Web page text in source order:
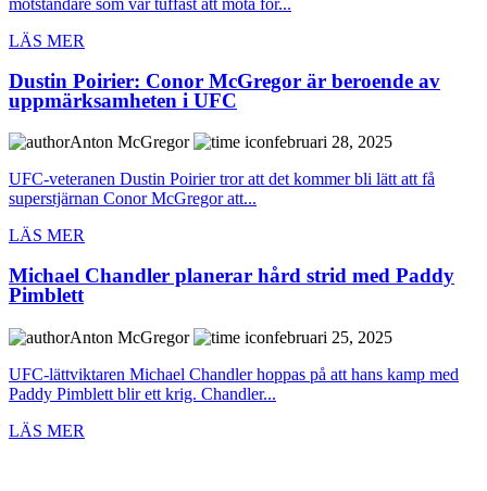
motståndare som var tuffast att möta för...
LÄS MER
Dustin Poirier: Conor McGregor är beroende av
uppmärksamheten i UFC
Anton McGregor
februari 28, 2025
UFC-veteranen Dustin Poirier tror att det kommer bli lätt att få
superstjärnan Conor McGregor att...
LÄS MER
Michael Chandler planerar hård strid med Paddy
Pimblett
Anton McGregor
februari 25, 2025
UFC-lättviktaren Michael Chandler hoppas på att hans kamp med
Paddy Pimblett blir ett krig. Chandler...
LÄS MER